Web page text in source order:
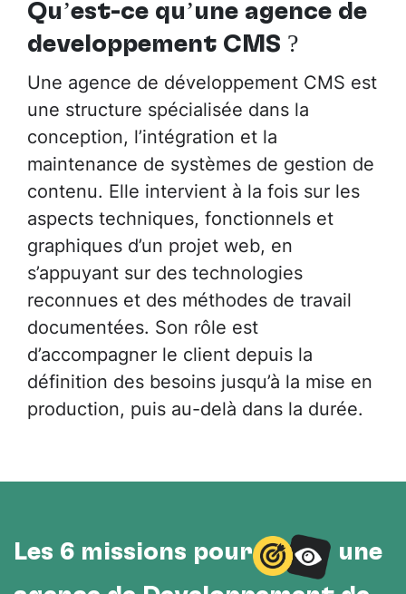
Qu’est-ce qu’une agence de
développement CMS ?
Une agence de développement CMS est
une structure spécialisée dans la
conception, l’intégration et la
maintenance de systèmes de gestion de
contenu. Elle intervient à la fois sur les
aspects techniques, fonctionnels et
graphiques d’un projet web, en
s’appuyant sur des technologies
reconnues et des méthodes de travail
documentées. Son rôle est
d’accompagner le client depuis la
définition des besoins jusqu’à la mise en
production, puis au-delà dans la durée.
Les 6 missions pour
une